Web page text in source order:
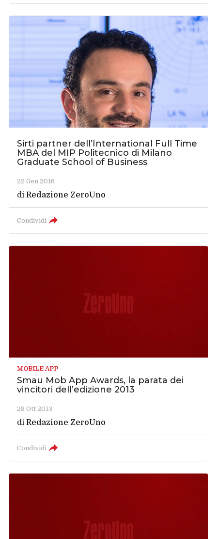
Sirti partner dell’International Full Time
MBA del MIP Politecnico di Milano
Graduate School of Business
22 Gen 2016
diRedazione ZeroUno
Condividi
MOBILE APP
Smau Mob App Awards, la parata dei
vincitori dell’edizione 2013
28 Ott 2013
diRedazione ZeroUno
Condividi